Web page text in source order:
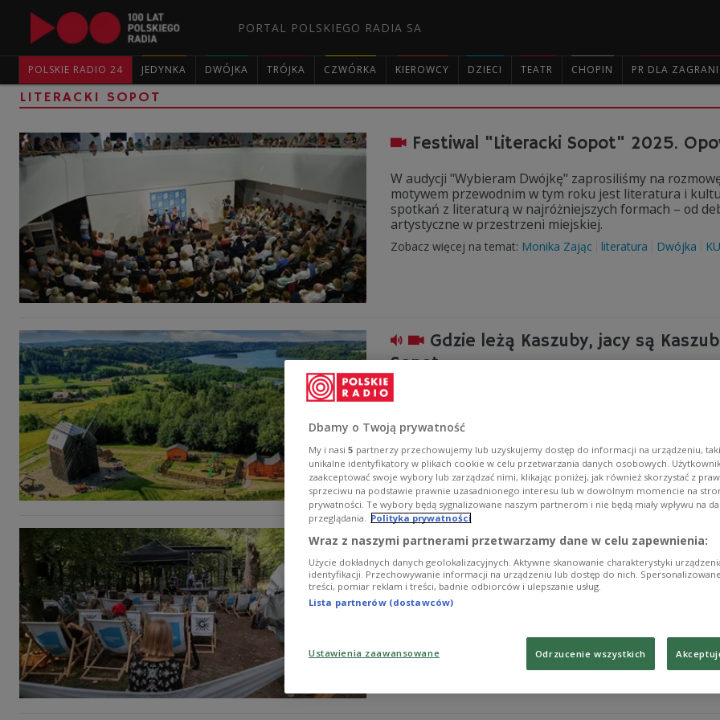
PORTAL POLSKIEGO RADIA SA
POLSKIE RADIO 24 JEDYNKA DWÓJKA TRÓJKA CZWÓRKA KIEROWCY DZIECI TEATR CHOPIN PR DLA
LITERACKI SOPOT
Festiwal "Literacki Sopot" 2025.
W audycji "Wybieram Dwójkę" zaprosiliśmy na
motywem przewodnim w tym roku jest literatura i
spotkań z literaturą w najróżniejszych formach – od
artystyczne w przestrzeni miejskiej.
Zobacz więcej na temat: Monika Zając literatura Dwójka
Gdzie leżą Kaszuby, jacy są
Sopot
W czwartkowym "Klubie Trójki" Michał Nogaś i jego
kaszubskością, o spojrzeniu Polaków na Kaszubów i
prawnym, o kwestii tożsamości.
Zobacz więcej na temat:Trójka Michał Nogaś Kaszuby
Gdynia Sopot
Festiwal "Literacki Sopot" w tym
- Chodziło nam o to, żeby pokazać literatury, które są
literatura estońska czy łotewska, ale też wskazać na
mówiła w Dwójce Joanna Cichocka-Gula, dyrektor
Monika Zając Sopot literatura
Dbamy o Twoją prywatność
My i nasi 5 partnerzy przechowujemy lub uzyskujemy dostęp do informacji na urządzeniu,
unikalne identyfikatory w plikach cookie w celu przetwarzania danych osobowych.
zaakceptować swoje wybory lub zarządzać nimi, klikając poniżej, jak również skorzystać z
sprzeciwu na podstawie prawnie uzasadnionego interesu lub w dowolnym momencie na
prywatności. Te wybory będą sygnalizowane naszym partnerom i nie będą miały wpływu na
przeglądania. Polityka prywatności
Wraz z naszymi partnerami przetwarzamy dane w celu zapewnienia:
Użycie dokładnych danych geolokalizacyjnych. Aktywne skanowanie charakterystyki
identyfikacji. Przechowywanie informacji na urządzeniu lub dostęp do nich.
treści, pomiar reklam i treści, badnie odbiorców i ulepszanie usług.
Lista partnerów (dostawców)
Ustawienia zaawansowane Odrzucenie wszystkich